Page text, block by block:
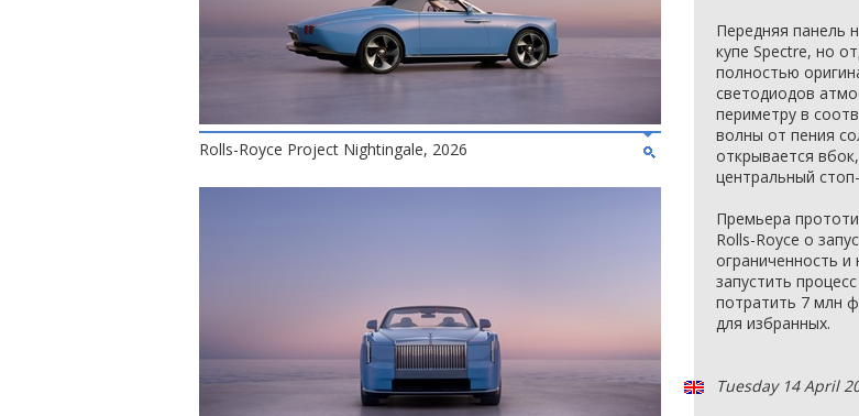
Rolls-Royce Project Nightingale, 2026
Передняя панель
купе Spectre, но
полностью
светодиодов
периметру в
волны от пения
открывается
центральный
Премьера
Rolls-Royce о
ограниченность и
запустить
потратить 7 млн
для избранных.
Tuesday 14 April